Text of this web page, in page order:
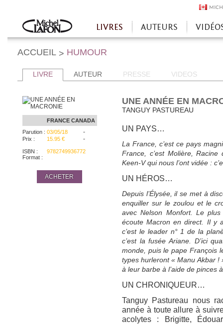
Accueil
LIVRES AUTEURS
ACCUEIL > HUMOUR
LIVRE AUTEUR PRESSE VIDEOS
FRANCE CANADA
Parution : 03/05/18 -
Prix : 15.95 € -
ISBN :
9782749936772
Format :
ACHETER
UNE ANNÉE EN
TANGUY PASTUREAU
UN PAYS…
La France, c’est ce pays
France, c’est Molière,
Keen-V qui nous l’ont vidée :
UN HÉROS…
Depuis l’Élysée, il se met à
enquiller sur le zoulou et le
avec Nelson Monfort. Le
écoute Macron en direct. Il y
c’est le leader n° 1 de la
c’est la fusée Ariane. D’ici
monde, puis le pape François
types hurleront « Manu Akbar
à leur barbe à l’aide de pinces
UN CHRONIQUEUR…
Tanguy Pastureau nous
année à toute allure à
acolytes : Brigitte,